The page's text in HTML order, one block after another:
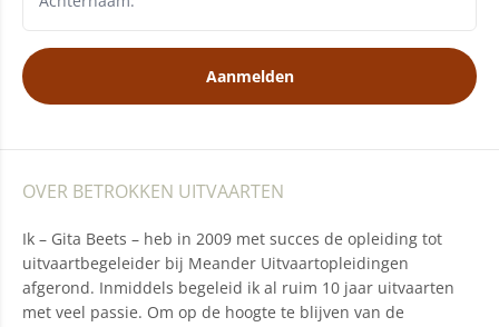
Aanmelden
OVER BETROKKEN UITVAARTEN
Ik – Gita Beets – heb in 2009 met succes de opleiding tot
uitvaartbegeleider bij Meander Uitvaartopleidingen
afgerond. Inmiddels begeleid ik al ruim 10 jaar uitvaarten
met veel passie. Om op de hoogte te blijven van de